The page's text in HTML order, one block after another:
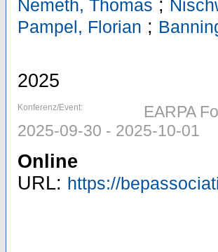
Nemeth, Thomas ;
Pampel, Florian ;
2025
Konferenz/Event:
EARPA
2025-09-30 - 2025-10-01
Online
URL: https://